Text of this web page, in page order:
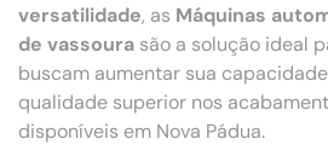
versatilidade, as Máquinas
de vassoura são a solução ideal
buscam aumentar sua
qualidade superior nos
disponíveis em Nova Pádua.